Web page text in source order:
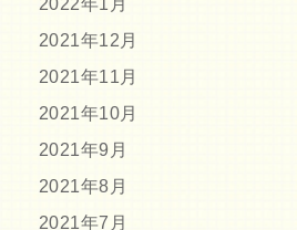
2022年1月
2021年12月
2021年11月
2021年10月
2021年9月
2021年8月
2021年7月